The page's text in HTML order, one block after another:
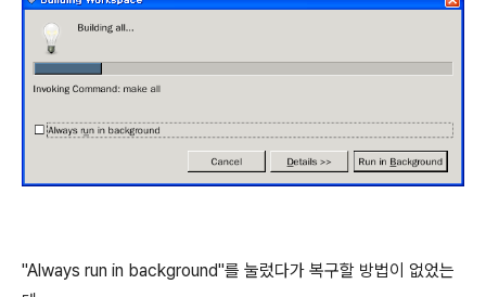
"Always run in background"를 눌렀다가 복구할 방법이 없었는